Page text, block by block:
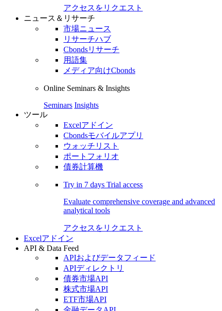
アクセスをリクエスト
ニュース＆リサーチ
市場ニュース
リサーチハブ
Cbondsリサーチ
用語集
メディア向けCbonds
Online Seminars & Insights
Seminars Insights
ツール
Excelアドイン
Cbondsモバイルアプリ
ウォッチリスト
ポートフォリオ
債券計算機
Try in 7 days Trial access
Evaluate comprehensive coverage and advanced
analytical tools
アクセスをリクエスト
Excelアドイン
API & Data Feed
APIおよびデータフィード
APIディレクトリ
債券市場API
株式市場API
ETF市場API